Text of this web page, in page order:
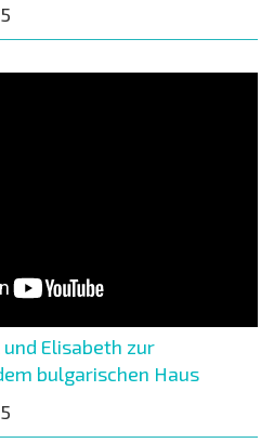
Elisabeth zur
bulgarischen Haus